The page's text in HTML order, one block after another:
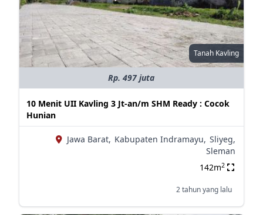
Tanah Kavling
Rp. 497 juta
10 Menit UII Kavling 3 Jt-an/m SHM Ready : Cocok
Hunian
Jawa Barat, Kabupaten Indramayu, Sliyeg,
Sleman
142m2
2 tahun yang lalu